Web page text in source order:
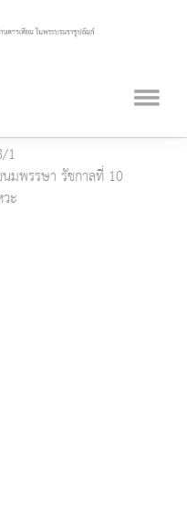
1
มพรรษา รัชกาลที่ 10
ะ